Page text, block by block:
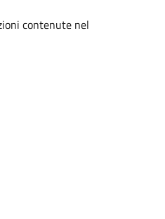
contenute nel